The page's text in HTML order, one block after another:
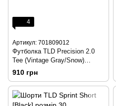
4
Артикул: 701809012
Футболка TLD Precision 2.0
Tee (Vintage Gray/Snow)
розмір SM
910 грн